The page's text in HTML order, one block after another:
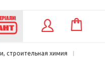
КОРЗИНА
строительная химия